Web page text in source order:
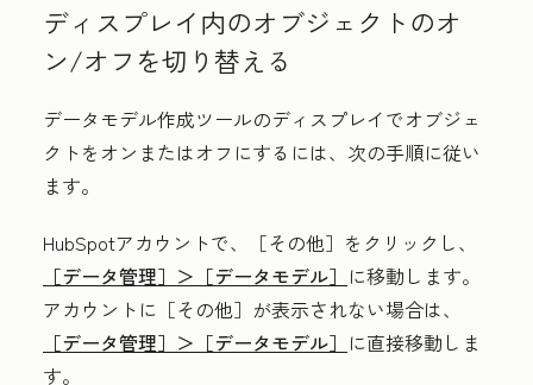
ディスプレイ内のオブジェクトのオ
ン/オフを切り替える
データモデル作成ツールのディスプレイでオブジェ
クトをオンまたはオフにするには、次の手順に従い
ます。
HubSpotアカウントで、
［その他］をクリックし、
［データ管理］＞ ［データモデル］ に移動します。
アカウントに ［その他］が表示されない場合は、
［データ管理］＞ ［データモデル］ に直接移動しま
す。